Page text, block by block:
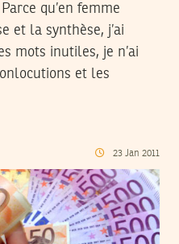
qu’en femme
et la synthèse, j’ai
mots inutiles, je n’ai
et les
23 Jan 2011